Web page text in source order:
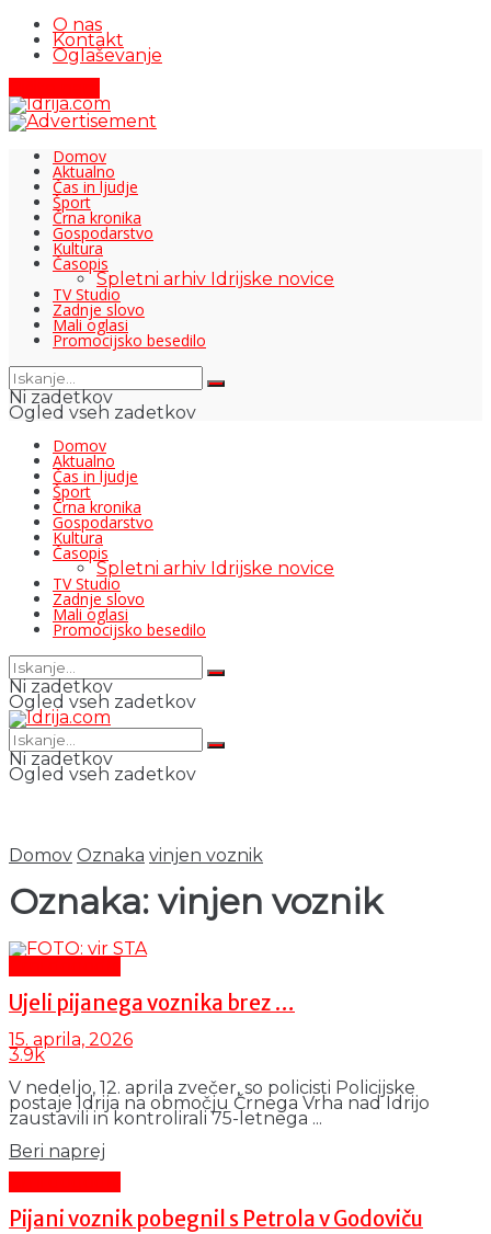
O nas
Kontakt
Oglaševanje
Domov
Aktualno
Čas in ljudje
Šport
Črna kronika
Gospodarstvo
Kultura
Časopis
Spletni arhiv Idrijske novice
TV Studio
Zadnje slovo
Mali oglasi
Promocijsko besedilo
Ni zadetkov
Ogled vseh zadetkov
Domov
Aktualno
Čas in ljudje
Šport
Črna kronika
Gospodarstvo
Kultura
Časopis
Spletni arhiv Idrijske novice
TV Studio
Zadnje slovo
Mali oglasi
Promocijsko besedilo
Ni zadetkov
Ogled vseh zadetkov
Ni zadetkov
Ogled vseh zadetkov
Domov Oznaka vinjen voznik
Oznaka: vinjen voznik
Ujeli pijanega voznika brez …
15. aprila, 2026
3.9k
V nedeljo, 12. aprila zvečer, so policisti Policijske
postaje Idrija na območju Črnega Vrha nad Idrijo
zaustavili in kontrolirali 75-letnega ...
Beri naprej
Pijani voznik pobegnil s Petrola v Godoviču